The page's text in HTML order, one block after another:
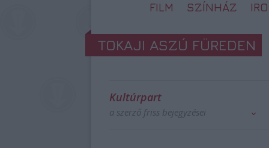
FILM SZÍNHÁZ
TOKAJI ASZÚ FÜREDEN
Kultúrpart
a szerző friss bejegyzései